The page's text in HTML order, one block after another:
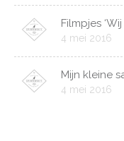
Filmpjes
4 mei 2016
Mijn kleine
4 mei 2016